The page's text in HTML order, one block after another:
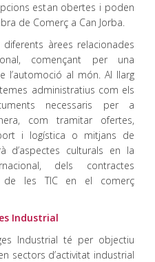
estan obertes i poden
de Comerç a Can Jorba.
àrees relacionades
començant per una
l’automoció al món. Al llarg
administratius com els
necessaris per a
com tramitar ofertes,
i logística o mitjans de
d’aspectes culturals en la
dels contractes
de les TIC en el comerç
Industrial
Industrial té per objectiu
sectors d’activitat industrial